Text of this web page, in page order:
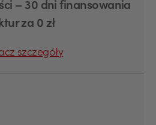
– 30 dni finansowania
za 0 zł
szczegóły